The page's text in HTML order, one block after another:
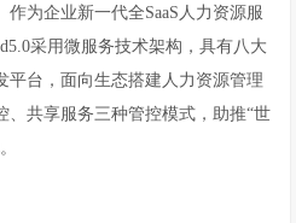
为企业新一代全SaaS人力资源服
采用微服务技术架构，具有八大
平台，面向生态搭建人力资源管理
、共享服务三种管控模式，助推“世